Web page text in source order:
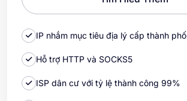
IP nhắm mục tiêu địa lý cấp thành phố
Hỗ trợ HTTP và SOCKS5
ISP dân cư với tỷ lệ thành công 99%